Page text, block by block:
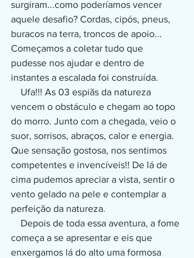
surgiram...como poderíamos vencer
aquele desafio? Cordas, cipós, pneus,
buracos na terra, troncos de apoio...
Começamos a coletar tudo que
pudesse nos ajudar e dentro de
instantes a escalada foi construída.
vencem o obstáculo e chegam ao topo
do morro. Junto com a chegada, veio o
suor, sorrisos, abraços, calor e energia.
Que sensação gostosa, nos sentimos
competentes e invencíveis!! De lá de
cima pudemos apreciar a vista, sentir o
vento gelado na pele e contemplar a
perfeição da natureza.
começa a se apresentar e eis que
enxergamos lá do alto uma formosa